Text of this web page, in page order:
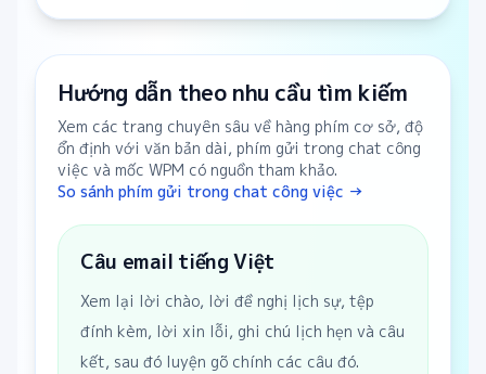
Hướng dẫn theo nhu cầu tìm kiếm
Xem các trang chuyên sâu về hàng phím cơ sở, độ
ổn định với văn bản dài, phím gửi trong chat công
việc và mốc WPM có nguồn tham khảo.
So sánh phím gửi trong chat công việc →
Câu email tiếng Việt
Xem lại lời chào, lời đề nghị lịch sự, tệp
đính kèm, lời xin lỗi, ghi chú lịch hẹn và câu
kết, sau đó luyện gõ chính các câu đó.